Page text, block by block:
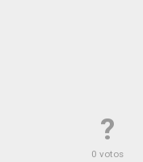
?
0 votos